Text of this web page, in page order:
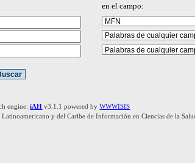
en el campo:
engine:iAH v3.1.1 powered byWWWISIS
y del Caribe de Información en Ciencias de la